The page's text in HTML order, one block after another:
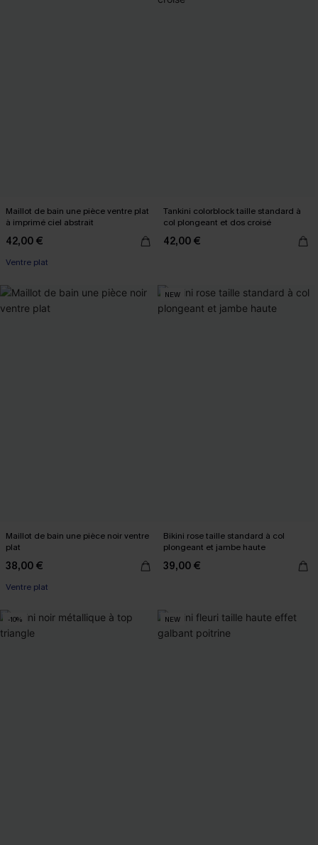
Maillot de bain une pièce ventre plat
à imprimé ciel abstrait
42,00 €
Ventre plat
Tankini colorblock taille standard à
col plongeant et dos croisé
42,00 €
Maillot de bain une pièce noir ventre
plat
38,00 €
Ventre plat
NEW
Bikini rose taille standard à col
plongeant et jambe haute
39,00 €
-10% NEW